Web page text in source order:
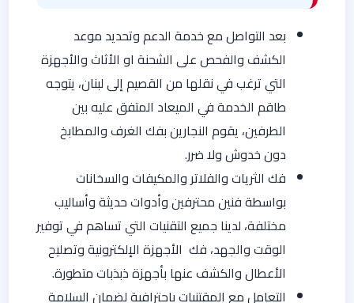
بعد التواصل مع خدمة الدعم وتحديد موعد
الكشف والفحص على الشحنة او الأثاث والأجهزة
التي ترغب في نقلها من القصيم إلى لبنان، يتوجه
طاقم الخدمة في الميعاد المتفق عليه بين
الطرفين، يقوم النجارين بفك الغرف والمطابخ
دون خدوش ولا ضرر.
فك الثريات والفلاتر والمكيفات والسخانات
بواسطة فنين محترفين وأدوات حديثة وأساليب
مختلفة، لدينا جميع التقنيات التي تساهم في توفير
الوقت والجهد، فك الأجهزة الإلكترونية وتصليح
الأعطال والكشف عنها بأجهزة ذبذبات متطورة.
التعامل مع المقتنيات باحترافية لضمان السلامة